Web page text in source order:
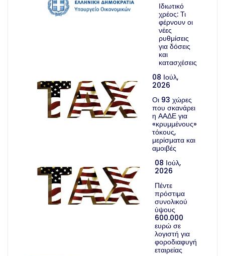
Ιδιωτικό
χρέος: Τι
φέρνουν οι
νέες
ρυθμίσεις
για δόσεις
και
κατασχέσεις
08 Ιούλ,
2026
Οι 93 χώρες
που σκανάρει
η ΑΑΔΕ για
«κρυμμένους»
τόκους,
μερίσματα και
αμοιβές
08 Ιούλ,
2026
Πέντε
πρόστιμα
συνολικού
ύψους
600.000
ευρώ σε
λογιστή για
φοροδιαφυγή
εταιρείας